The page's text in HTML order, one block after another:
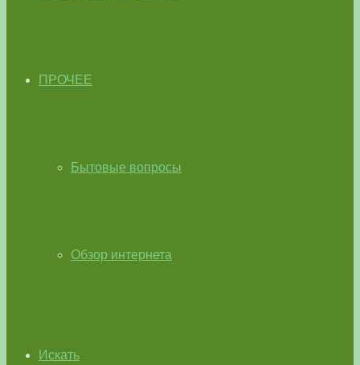
ПРОЧЕЕ
Бытовые вопросы
Обзор интернета
Искать